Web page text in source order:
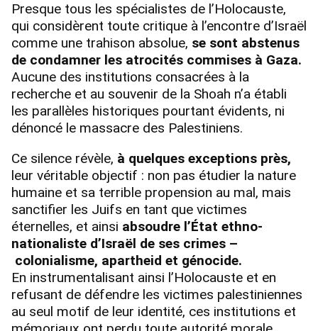
Presque tous les spécialistes de l’Holocauste,
qui considèrent toute critique à l’encontre d’Israël
comme une trahison absolue, se sont abstenus
de condamner les atrocités commises à Gaza.
Aucune des institutions consacrées à la
recherche et au souvenir de la Shoah n’a établi
les parallèles historiques pourtant évidents, ni
dénoncé le massacre des Palestiniens.
Ce silence révèle, à quelques exceptions près,
leur véritable objectif : non pas étudier la nature
humaine et sa terrible propension au mal, mais
sanctifier les Juifs en tant que victimes
éternelles, et ainsi absoudre l’État ethno-
nationaliste d’Israël de ses crimes –
colonialisme, apartheid et génocide.
En instrumentalisant ainsi l’Holocauste et en
refusant de défendre les victimes palestiniennes
au seul motif de leur identité, ces institutions et